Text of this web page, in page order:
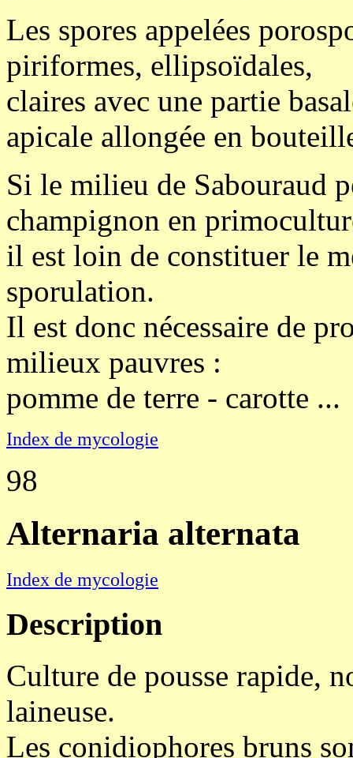
Les spores appelées
piriformes, ellipsoïdales,
claires avec une partie
apicale allongée en
Si le milieu de Sabouraud
champignon en
il est loin de constituer le
sporulation.
Il est donc nécessaire de
milieux pauvres :
pomme de terre - carotte ...
Index de mycologie
98
Alternaria alternata
Index de mycologie
Description
Culture de pousse rapide,
laineuse.
Les conidiophores bruns